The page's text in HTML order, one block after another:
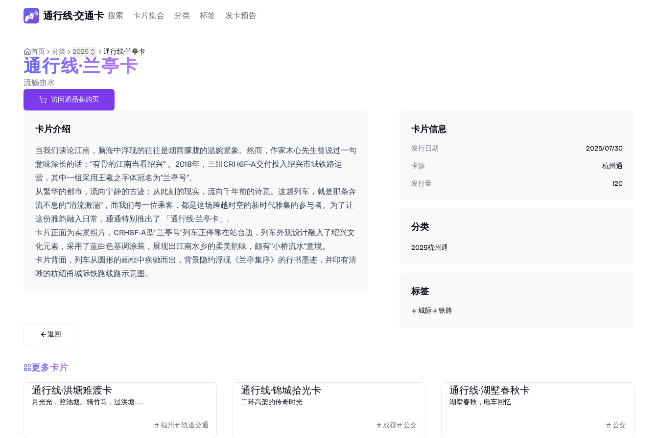
通行线·交通卡 搜索 卡片集合 分类 标签 发卡预告
首页 分类 2025 通行线·兰亭卡
通行线·兰亭卡
流觞曲水
访问通品荟购买
卡片介绍
当我们谈论江南，脑海中浮现的往往是烟雨朦胧的温婉景象。然而，作家木心先生曾说过一句
意味深长的话：“有骨的江南当看绍兴” 。2018年，三组CRH6F-A交付投入绍兴市域铁路运
营，其中一组采用王羲之字体冠名为“兰亭号”。
从繁华的都市，流向宁静的古迹；从此刻的现实，流向千年前的诗意。这趟列车，就是那条奔
流不息的“清流激湍”，而我们每一位乘客，都是这场跨越时空的新时代雅集的参与者。为了让
这份雅韵融入日常，通通特别推出了 「通行线·兰亭卡」。
卡片正面为实景照片，CRH6F-A型"兰亭号"列车正停靠在站台边，列车外观设计融入了绍兴文
化元素，采用了蓝白色基调涂装，展现出江南水乡的柔美韵味，颇有“小桥流水”意境。
卡片背面，列车从圆形的画框中疾驰而出，背景隐约浮现《兰亭集序》的行书墨迹，并印有清
晰的杭绍甬城际铁路线路示意图。
返回
卡片信息
发行日期 2025/07/30
卡源 杭州通
发行量 120
分类
2025杭州通
标签
城际 铁路
更多卡片
2025 福路通·榕城通
通行线·洪塘难渡卡
月光光，照池塘。骑竹马，过洪塘……
福州 轨道交通
通行线·锦城拾光卡
二环高架的传奇时光
成都 公交
通行线·湖墅春秋卡
湖墅春秋，电车回忆
公交